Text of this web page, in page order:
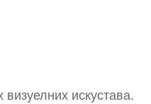
искустава.